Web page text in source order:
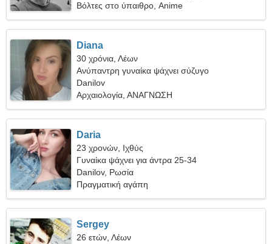
Βόλτες στο ύπαιθρο, Anime
Diana
30 χρόνια, Λέων
Ανύπαντρη γυναίκα ψάχνει σύζυγο
Danilov
Αρχαιολογία, ΑΝΑΓΝΩΣΗ
Daria
23 χρονών, Ιχθύς
Γυναίκα ψάχνει για άντρα 25-34
Danilov, Ρωσία
Πραγματική αγάπη
Sergey
26 ετών, Λέων